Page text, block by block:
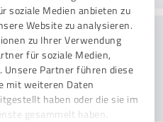
soziale Medien anbieten zu
Website zu analysieren.
zu Ihrer Verwendung
für soziale Medien,
Unsere Partner führen diese
mit weiteren Daten
haben oder die sie im
gesammelt haben.